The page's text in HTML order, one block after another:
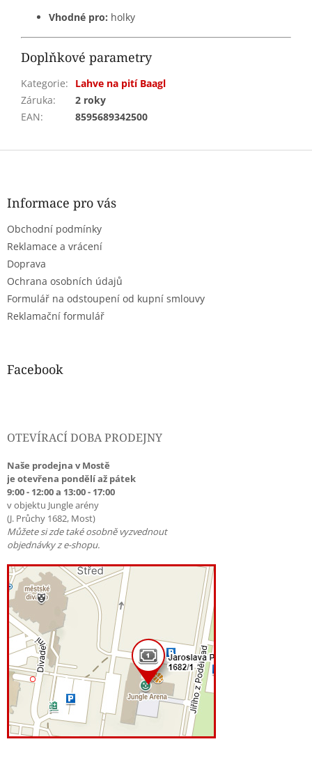
Vhodné pro: holky
Doplňkové parametry
Kategorie:
Lahve na pití Baagl
Záruka:
2 roky
EAN: 8595689342500
Z
Informace pro vás
Obchodní podmínky
Reklamace a vrácení
Doprava
Ochrana osobních údajů
Formulář na odstoupení od kupní smlouvy
Reklamační formulář
Facebook
OTEVÍRACÍ DOBA PRODEJNY
Naše prodejna v Mostě
je otevřena pondělí až pátek
9:00 - 12:00 a 13:00 - 17:00
v objektu Jungle arény
(J. Průchy 1682, Most)
Můžete si zde také osobně vyzvednout
objednávky z e-shopu.